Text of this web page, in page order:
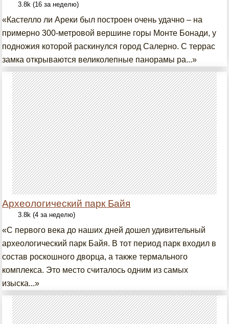
3.8k (16 за неделю)
«Кастелло ли Ареки был построен очень удачно – на
примерно 300-метровой вершине горы Монте Бонади, у
подножия которой раскинулся город Салерно. С террас
замка открываются великолепные панорамы ра...»
Археологический парк Байя
3.8k (4 за неделю)
«С первого века до наших дней дошел удивительный
археологический парк Байя. В тот период парк входил в
состав роскошного дворца, а также термального
комплекса. Это место считалось одним из самых
изыска...»